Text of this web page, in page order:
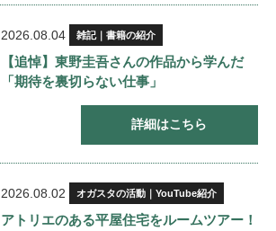
2026.08.04 雑記｜書籍の紹介
【追悼】東野圭吾さんの作品から学んだ
「期待を裏切らない仕事」
詳細はこちら
2026.08.02 オガスタの活動｜YouTube紹介
アトリエのある平屋住宅をルームツアー！